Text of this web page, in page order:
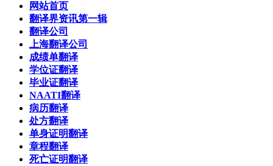
网站首页
翻译界资讯第一辑
翻译公司
上海翻译公司
成绩单翻译
学位证翻译
毕业证翻译
NAATI翻译
病历翻译
处方翻译
单身证明翻译
章程翻译
死亡证明翻译